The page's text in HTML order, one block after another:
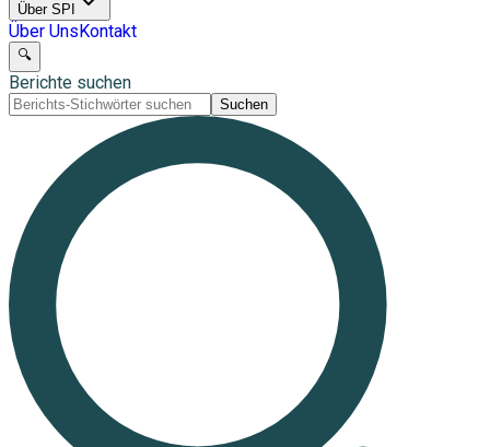
Über SPI
Über UnsKontakt
🔍
Berichte suchen
Suchen